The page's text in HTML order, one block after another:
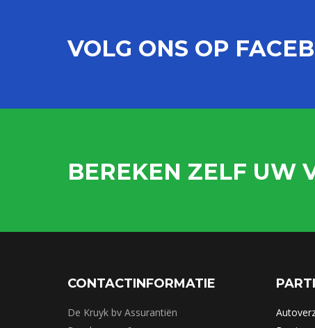
VOLG ONS OP
BEREKEN ZELF UW
CONTACTINFORMATIE
De Kruyk bv Assurantiën